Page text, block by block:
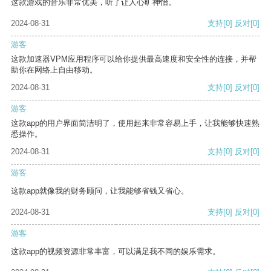
这款游戏的音乐非常优美，听了让人心旷神怡。
2024-08-31 支持[0] 反对[0]
游客
这款加速器VPM应用程序可以给你提供最高速度和安全性的连接，并帮
助你在网络上自由移动。
2024-08-31
支持[0] 反对[0]
游客
这款app的用户界面简洁明了，使用起来非常容易上手，让我能够快速熟
悉操作。
2024-08-31
支持[0] 反对[0]
游客
这款app就像我的财务顾问，让我能够省钱又省心。
2024-08-31 支持[0] 反对[0]
游客
这款app的视频资源非常丰富，可以满足我不同的娱乐需求。